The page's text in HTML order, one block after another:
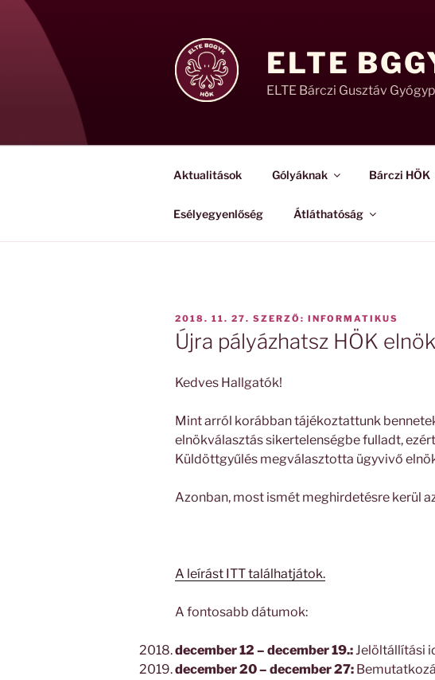
Tartalomhoz
ELTE
ELTE Bárczi Gusztáv
Aktualitások Gólyáknak Bárczi HÖK
Esélyegyenlőség Átláthatóság
BEKÜLDVE:
2018. 11. 27. SZERZŐ: INFORMATIKUS
Újra pályázhatsz HÖK
Kedves Hallgatók!
Mint arról korábban tájékoztattunk
elnökválasztás sikertelenségbe fulladt, ezért
Küldöttgyűlés megválasztotta ügyvivő
Azonban, most ismét meghirdetésre kerül
A leírást ITT találhatjátok.
A fontosabb dátumok:
december 12 – december 19.:Jelöltállítási
december 20 – december 27: